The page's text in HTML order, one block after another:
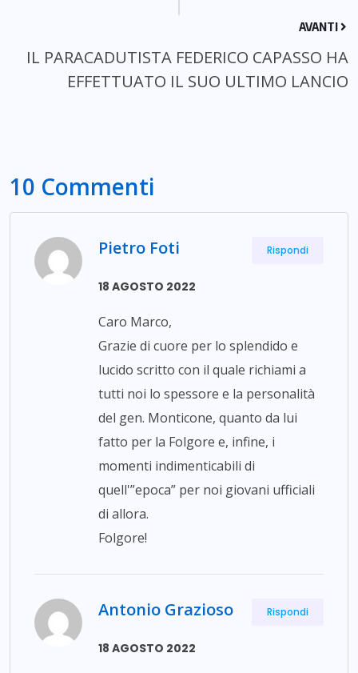
AVANTI
IL PARACADUTISTA FEDERICO CAPASSO HA
EFFETTUATO IL SUO ULTIMO LANCIO
10 Commenti
Pietro Foti
18 AGOSTO 2022
Caro Marco,
Grazie di cuore per lo splendido e
lucido scritto con il quale richiami a
tutti noi lo spessore e la personalità
del gen. Monticone, quanto da lui
fatto per la Folgore e, infine, i
momenti indimenticabili di
quell'”epoca” per noi giovani ufficiali
di allora.
Folgore!
Rispondi
Antonio Grazioso
18 AGOSTO 2022
Rispondi